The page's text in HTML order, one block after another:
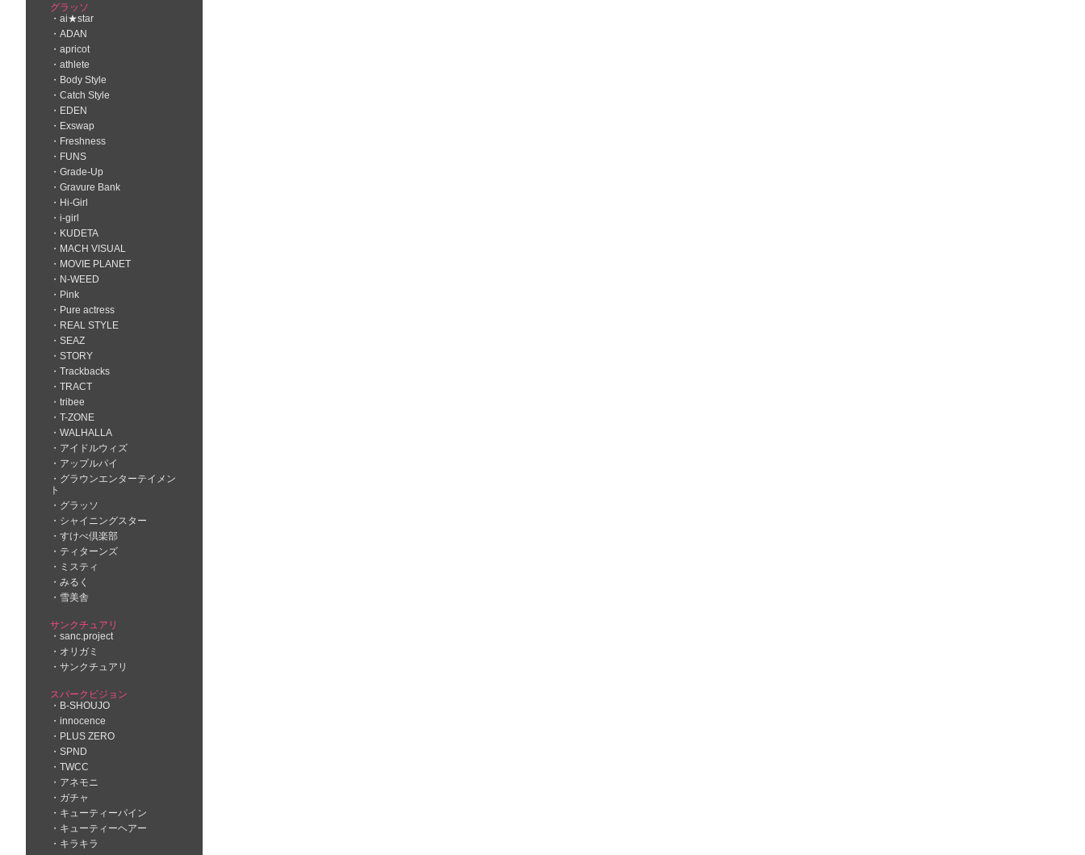
グラッソ
ai★star
ADAN
apricot
athlete
Body Style
Catch Style
EDEN
Exswap
Freshness
FUNS
Grade-Up
Gravure Bank
Hi-Girl
i-girl
KUDETA
MACH VISUAL
MOVIE PLANET
N-WEED
Pink
Pure actress
REAL STYLE
SEAZ
STORY
Trackbacks
TRACT
tribee
T-ZONE
WALHALLA
アイドルウィズ
アップルパイ
グラウンエンターテイメン
ト
グラッソ
シャイニングスター
すけべ倶楽部
ティターンズ
ミスティ
みるく
雪美舎
サンクチュアリ
sanc.project
オリガミ
サンクチュアリ
スパークビジョン
B-SHOUJO
innocence
PLUS ZERO
SPND
TWCC
アネモニ
ガチャ
キューティーパイン
キューティーヘアー
キラキラ